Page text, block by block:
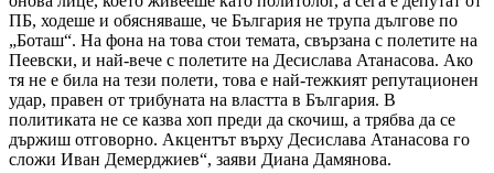
ПБ, ходеше и обясняваше, че България не трупа дългове по
„Боташ“. На фона на това стои темата, свързана с полетите на
Пеевски, и най-вече с полетите на Десислава Атанасова. Ако
тя не е била на тези полети, това е най-тежкият репутационен
удар, правен от трибуната на властта в България. В
политиката не се казва хоп преди да скочиш, а трябва да се
държиш отговорно. Акцентът върху Десислава Атанасова го
сложи Иван Демерджиев“, заяви Диана Дамянова.